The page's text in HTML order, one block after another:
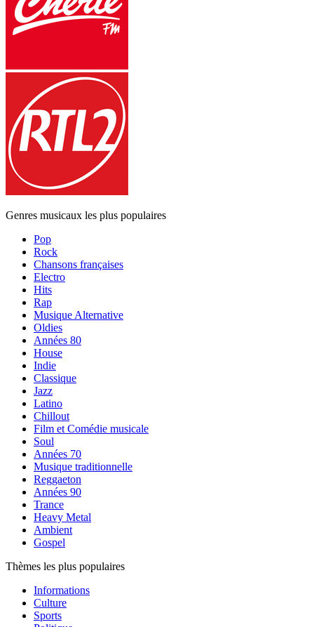
Genres musicaux les plus populaires
Pop
Rock
Chansons françaises
Electro
Hits
Rap
Musique Alternative
Oldies
Années 80
House
Indie
Classique
Jazz
Latino
Chillout
Film et Comédie musicale
Soul
Années 70
Musique traditionnelle
Reggaeton
Années 90
Trance
Heavy Metal
Ambient
Gospel
Thèmes les plus populaires
Informations
Culture
Sports